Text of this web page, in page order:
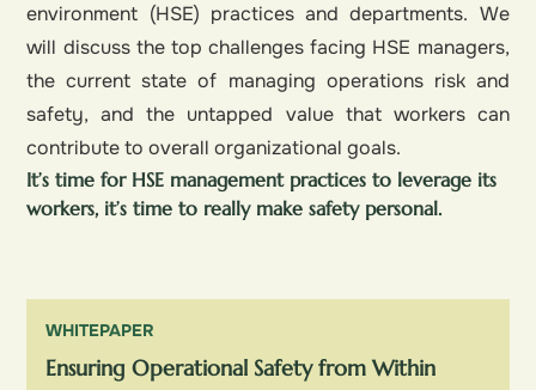
environment (HSE) practices and departments. We
will discuss the top challenges facing HSE managers,
the current state of managing operations risk and
safety, and the untapped value that workers can
contribute to overall organizational goals.
It’s time for HSE management practices to leverage its
workers, it’s time to really make safety personal.
WHITEPAPER
Ensuring Operational Safety from Within